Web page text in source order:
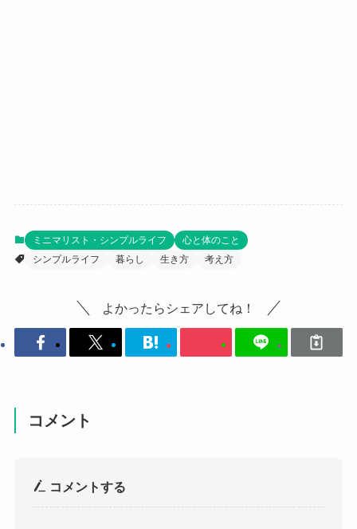
ミニマリスト・シンプルライフ
心と体のこと
シンプルライフ
暮らし 生き方 考え方
よかったらシェアしてね！
コメント
コメントする